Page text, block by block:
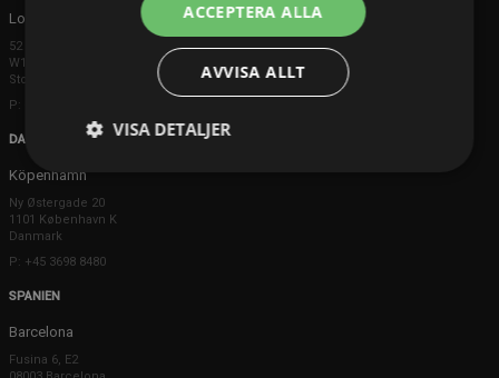
London
52 Brook Street
W1K 5DS London
Storbritannien
P: +44 203 608 8181
DANMARK
Köpenhamn
Ny Østergade 20
1101 København K
Danmark
P: +45 3698 8480
SPANIEN
Barcelona
Fusina 6, E2
ACCEPTERA ALLA
AVVISA ALLT
VISA DETALJER